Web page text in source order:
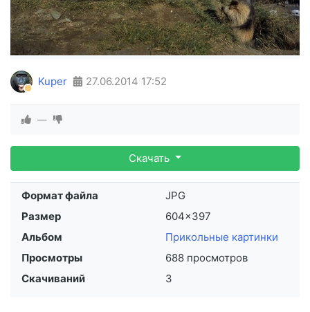
Kuper 27.06.2014 17:52
—
Скачать
Формат файла
JPG
Размер
604×397
Альбом
Прикольные картинки
Просмотры
688 просмотров
Скачиваний
3